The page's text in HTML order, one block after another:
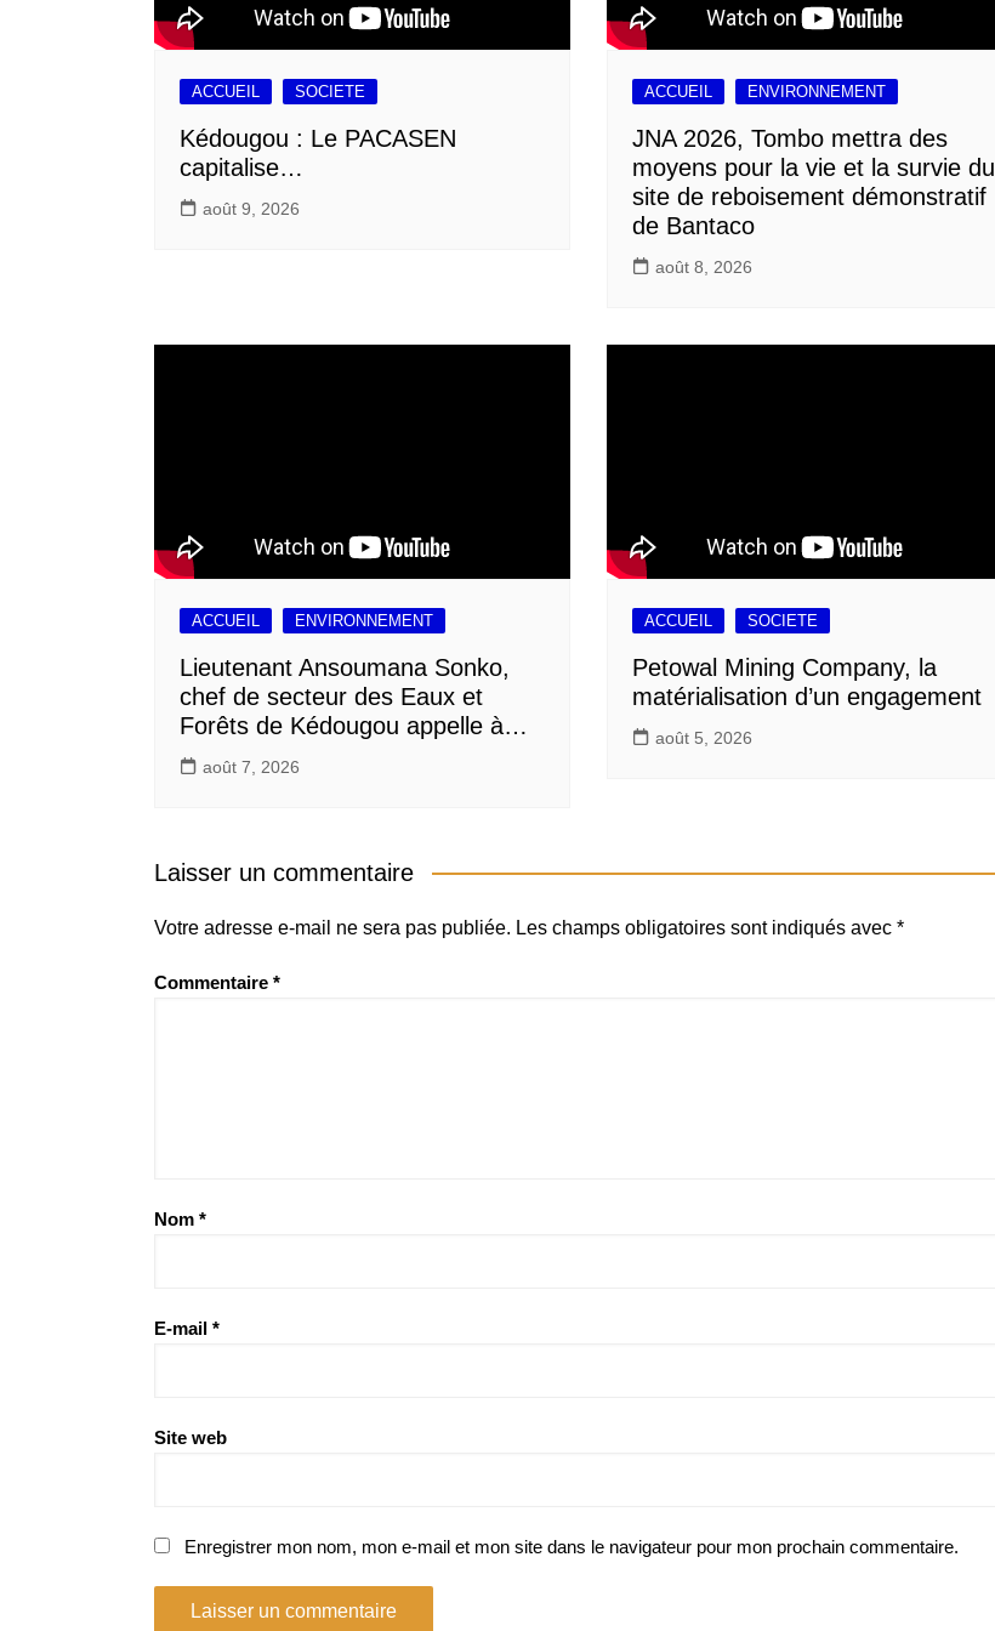
ACCUEIL SOCIETE
Kédougou : Le PACASEN
capitalise…
août 9, 2026
ACCUEIL ENVIRONNEMENT
JNA 2026, Tombo mettra des
moyens pour la vie et la survie du
site de reboisement démonstratif
de Bantaco
août 8, 2026
ACCUEIL ENVIRONNEMENT
Lieutenant Ansoumana Sonko,
chef de secteur des Eaux et
Forêts de Kédougou appelle à…
août 7, 2026
ACCUEIL SOCIETE
Petowal Mining Company, la
matérialisation d’un engagement
août 5, 2026
Laisser un commentaire
Votre adresse e-mail ne sera pas publiée. Les champs obligatoires sont indiqués avec *
Commentaire *
Nom *
E-mail *
Site web
Enregistrer mon nom, mon e-mail et mon site dans le navigateur pour mon prochain commentaire.